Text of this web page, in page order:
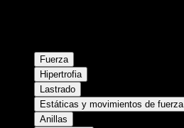
Fuerza
Hipertrofia
Lastrado
Estáticas y movimientos de fuerza
Anillas